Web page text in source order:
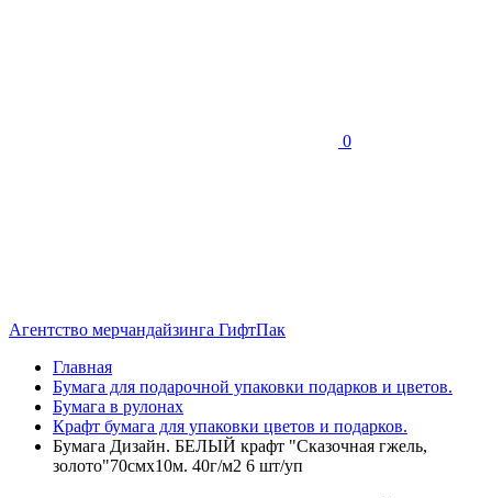
0
Агентство мерчандайзинга ГифтПак
Главная
Бумага для подарочной упаковки подарков и цветов.
Бумага в рулонах
Крафт бумага для упаковки цветов и подарков.
Бумага Дизайн. БЕЛЫЙ крафт "Сказочная гжель,
золото"70смх10м. 40г/м2 6 шт/уп